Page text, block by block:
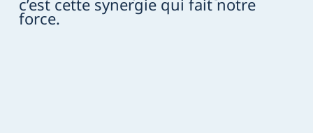
c’est cette synergie qui fait notre
force.